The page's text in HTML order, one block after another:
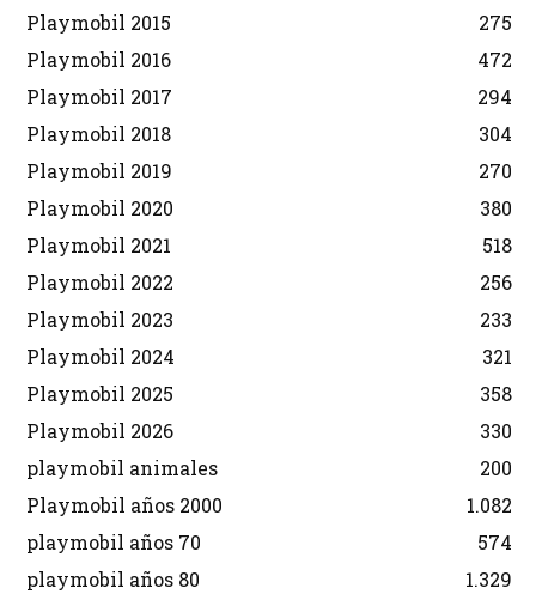
Playmobil 2015
275
Playmobil 2016
472
Playmobil 2017
294
Playmobil 2018
304
Playmobil 2019
270
Playmobil 2020
380
Playmobil 2021
518
Playmobil 2022
256
Playmobil 2023
233
Playmobil 2024
321
Playmobil 2025
358
Playmobil 2026
330
playmobil animales
200
Playmobil años 2000
1.082
playmobil años 70
574
playmobil años 80
1.329